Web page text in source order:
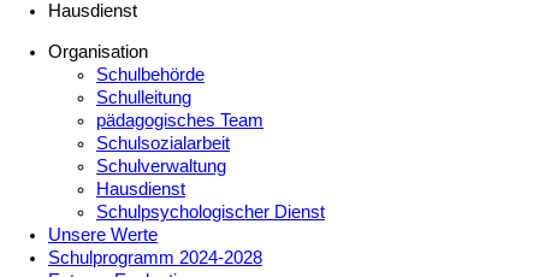
Hausdienst
Organisation
Schulbehörde
Schulleitung
pädagogisches Team
Schulsozialarbeit
Schulverwaltung
Hausdienst
Schulpsychologischer Dienst
Unsere Werte
Schulprogramm 2024-2028